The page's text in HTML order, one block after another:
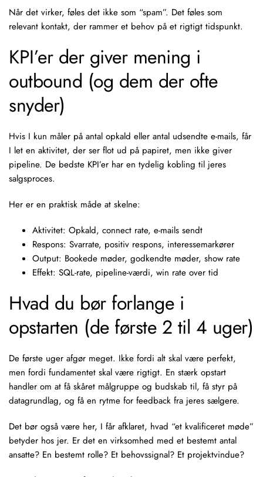
Når det virker, føles det ikke som “spam”. Det føles som
relevant kontakt, der rammer et behov på et rigtigt tidspunkt.
KPI’er der giver mening i
outbound (og dem der ofte
snyder)
Hvis I kun måler på antal opkald eller antal udsendte e-mails, får
I let en aktivitet, der ser flot ud på papiret, men ikke giver
pipeline. De bedste KPI’er har en tydelig kobling til jeres
salgsproces.
Her er en praktisk måde at skelne:
Aktivitet: Opkald, connect rate, e-mails sendt
Respons: Svarrate, positiv respons, interessemarkører
Output: Bookede møder, godkendte møder, show rate
Effekt: SQL-rate, pipeline-værdi, win rate over tid
Hvad du bør forlange i
opstarten (de første 2 til 4 uger)
De første uger afgør meget. Ikke fordi alt skal være perfekt,
men fordi fundamentet skal være rigtigt. En stærk opstart
handler om at få skåret målgruppe og budskab til, få styr på
datagrundlag, og få en rytme for feedback fra jeres sælgere.
Det bør også være her, I får afklaret, hvad “et kvalificeret møde”
betyder hos jer. Er det en virksomhed med et bestemt antal
ansatte? En bestemt rolle? Et behovssignal? Et projektvindue?